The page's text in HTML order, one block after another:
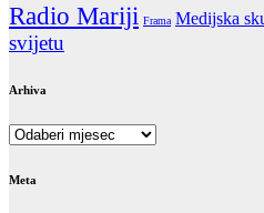
Radio Mariji Frama Medijska
svijetu
Arhiva
Arhiva
Meta